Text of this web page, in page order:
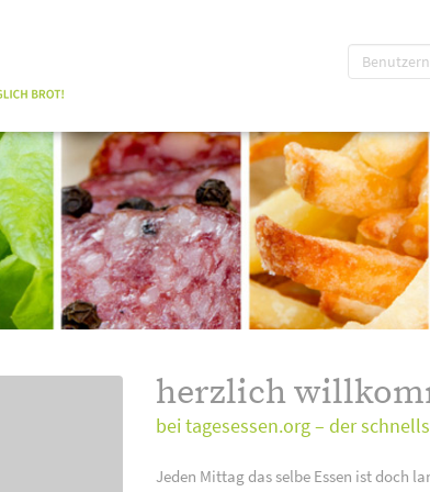
herzlich
bei tagesessen.org – der
Jeden Mittag das selbe Essen ist doch